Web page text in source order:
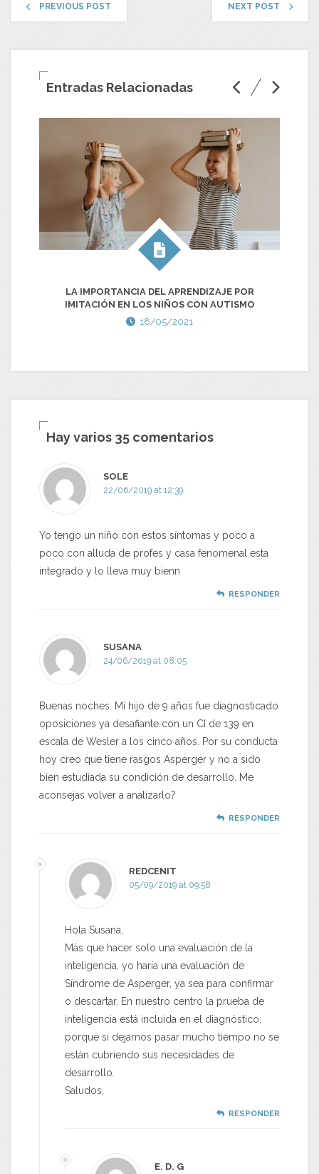
PREVIOUS POST NEXT POST
Entradas Relacionadas
LA IMPORTANCIA DEL APRENDIZAJE POR
IMITACIÓN EN LOS NIÑOS CON AUTISMO
18/05/2021
Hay varios 35 comentarios
SOLE
22/06/2019 at 12:39
Yo tengo un niño con estos síntomas y poco a
poco con alluda de profes y casa fenomenal esta
integrado y lo lleva muy bienn
RESPONDER
SUSANA
24/06/2019 at 08:05
Buenas noches. Mí hijo de 9 años fue diagnosticado
oposiciones ya desafiante con un CI de 139 en
escala de Wesler a los cinco años. Por su conducta
hoy creo que tiene rasgos Asperger y no a sido
bien estudiada su condición de desarrollo. Me
aconsejas volver a analizarlo?
RESPONDER
REDCENIT
05/09/2019 at 09:58
Hola Susana,
Más que hacer solo una evaluación de la
inteligencia, yo haría una evaluación de
Síndrome de Asperger, ya sea para confirmar
o descartar. En nuestro centro la prueba de
inteligencia está incluida en el diagnóstico,
porque si dejamos pasar mucho tiempo no se
están cubriendo sus necesidades de
desarrollo.
Saludos,
RESPONDER
E. D. G